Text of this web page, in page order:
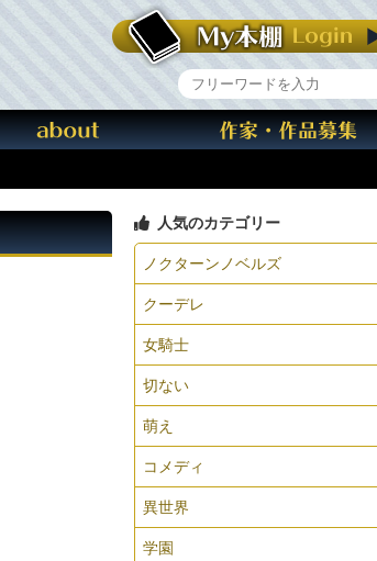
人気のカテゴリー
ノクターンノベルズ
クーデレ
女騎士
切ない
萌え
コメディ
異世界
学園